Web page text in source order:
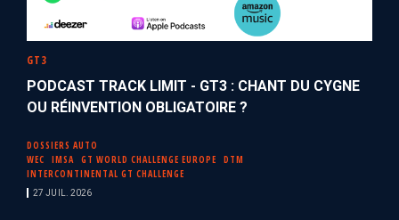
GT3
PODCAST TRACK LIMIT - GT3 : CHANT DU CYGNE
OU RÉINVENTION OBLIGATOIRE ?
DOSSIERS AUTO
WEC
IMSA GT WORLD CHALLENGE EUROPE
DTM
INTERCONTINENTAL GT CHALLENGE
27 JUIL. 2026